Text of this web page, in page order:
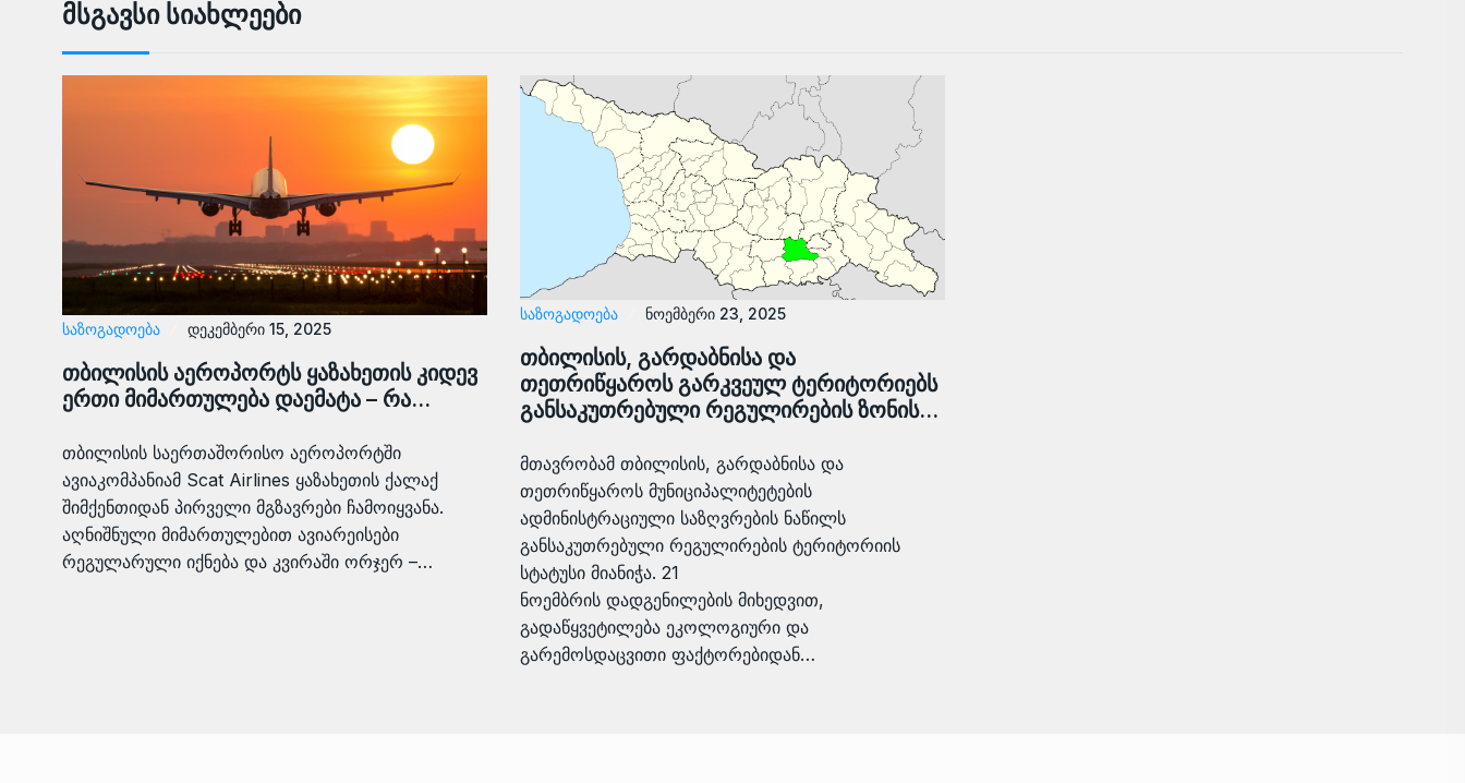
Მსგავსი Სიახლეები
ᲡᲐᲖᲝᲒᲐᲓᲝᲔᲑᲐ დეკემბერი 15, 2025
თბილისის აეროპორტს ყაზახეთის კიდევ
ერთი მიმართულება დაემატა – რა…
თბილისის საერთაშორისო აეროპორტში
ავიაკომპანიამ Scat Airlines ყაზახეთის ქალაქ
შიმქენთიდან პირველი მგზავრები ჩამოიყვანა.
აღნიშნული მიმართულებით ავიარეისები
რეგულარული იქნება და კვირაში ორჯერ –…
ᲡᲐᲖᲝᲒᲐᲓᲝᲔᲑᲐ ნოემბერი 23, 2025
თბილისის, გარდაბნისა და
თეთრიწყაროს გარკვეულ ტერიტორიებს
განსაკუთრებული რეგულირების ზონის…
მთავრობამ თბილისის, გარდაბნისა და
თეთრიწყაროს მუნიციპალიტეტების
ადმინისტრაციული საზღვრების ნაწილს
განსაკუთრებული რეგულირების ტერიტორიის
სტატუსი მიანიჭა. 21
ნოემბრის დადგენილების მიხედვით,
გადაწყვეტილება ეკოლოგიური და
გარემოსდაცვითი ფაქტორებიდან…